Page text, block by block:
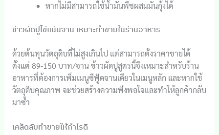
หากไม่มีสามารถใช้น้ำมันพืชผสมมันกุ้งได้
ข้าวผัดปูไข่แน่นจาน เหมาะทำขายในร้านอาหาร
ด้วยต้นทุนวัตถุดิบที่ไม่สูงเกินไป แต่สามารถตั้งราคาขายได้
ตั้งแต่ 89-150 บาท/จาน ข้าวผัดปูสูตรนี้จึงเหมาะสำหรับร้าน
อาหารที่ต้องการเพิ่มเมนูซีฟู้ดจานเดียวในเมนูหลัก และหากใช้
วัตถุดิบคุณภาพ จะช่วยสร้างความพึงพอใจและทำให้ลูกค้ากลับ
มาซ้ำ
เคล็ดลับทำขายให้กำไรดี